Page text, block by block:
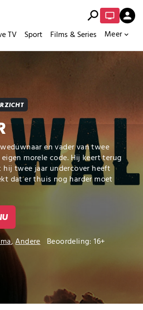
TV Sport Films & Series Meer expand_more
search person
en vader van twee
morele code. Hij keert terug
hij twee jaar undercover heeft
dat er thuis nog harder moet
,Andere Beoordeling: 16+